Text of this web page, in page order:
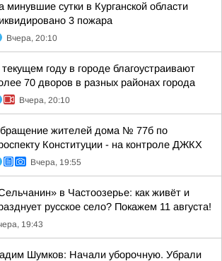
минувшие сутки в Курганской области
3 пожара
Вчера, 20:10
году в городе благоустраивают
70 дворов в разных районах города
Вчера, 20:10
жителей дома № 77б по
Конституции - на контроле ДЖКХ
Вчера, 19:55
в Частоозерье: как живёт и
русское село? Покажем 11 августа!
19:43
Шумков: Начали уборочную. Убрали